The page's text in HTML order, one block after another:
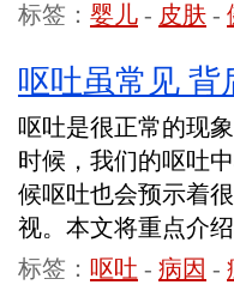
标签： 婴儿 - 皮肤 -
呕吐虽常见 背
呕吐是很正常的现
时候，我们的呕吐
候呕吐也会预示着
视。本文将重点介绍
标签： 呕吐 - 病因 -